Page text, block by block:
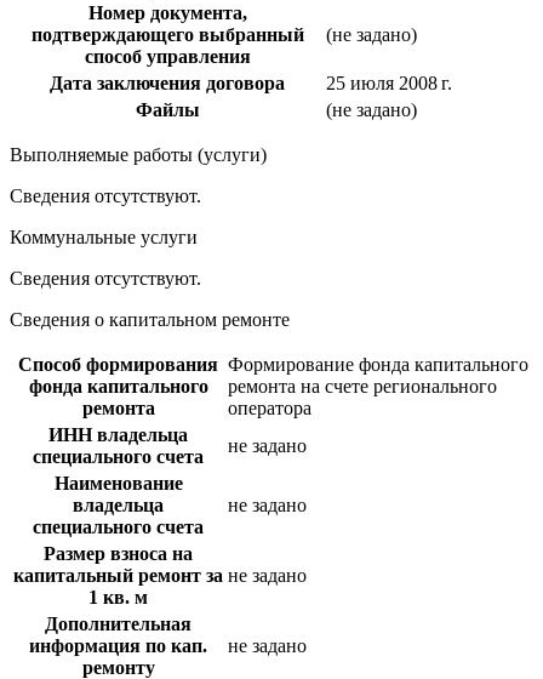
Номер документа,
подтверждающего выбранный
способ управления
(не задано)
Дата заключения договора
25 июля 2008 г.
Файлы
(не задано)
Выполняемые работы (услуги)
Сведения отсутствуют.
Коммунальные услуги
Сведения отсутствуют.
Сведения о капитальном ремонте
Способ формирования
фонда капитального
ремонта
Формирование фонда капитального
ремонта на счете регионального
оператора
ИНН владельца
специального счета
не задано
Наименование
владельца
специального счета
не задано
Размер взноса на
капитальный ремонт за
1 кв. м
не задано
Дополнительная
информация по кап.
ремонту
не задано